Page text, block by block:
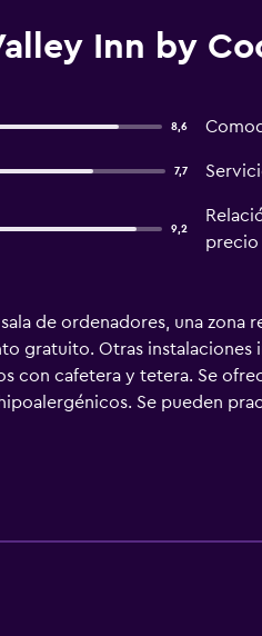
Inn by
8,6
7,7
9,2
precio
de ordenadores, una
gratuito. Otras
con cafetera y tetera. Se
Se pueden
(es posible que se